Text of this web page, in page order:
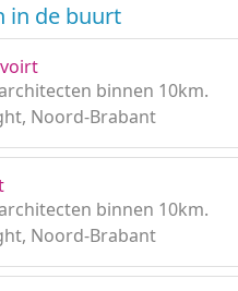
in de buurt
binnen 10km.
Noord-Brabant
binnen 10km.
Noord-Brabant